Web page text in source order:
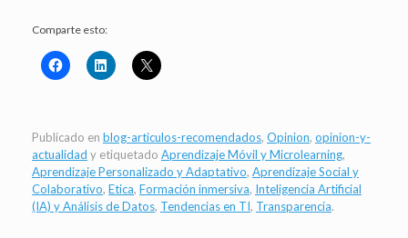
Comparte esto:
Publicado en blog-articulos-recomendados, Opinion, opinion-y-
actualidad y etiquetado Aprendizaje Móvil y Microlearning,
Aprendizaje Personalizado y Adaptativo, Aprendizaje Social y
Colaborativo, Etica, Formación inmersiva, Inteligencia Artificial
(IA) y Análisis de Datos, Tendencias en TI, Transparencia.